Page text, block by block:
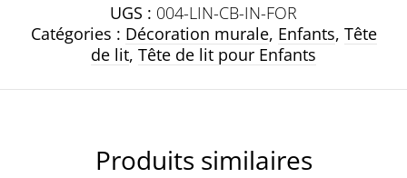
UGS : 004-LIN-CB-IN-FOR
Catégories : Décoration murale, Enfants, Tête
de lit, Tête de lit pour Enfants
Produits similaires